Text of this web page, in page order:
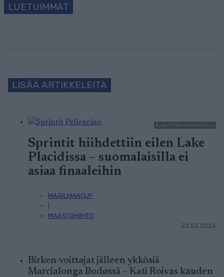
LUETUIMMAT
LISÄÄ ARTIKKELEITA
Kuva: Thibaut/NordicFocus
Sprintit hiihdettiin eilen Lake
Placidissa – suomalaisilla ei
asiaa finaaleihin
MAAILMANCUP
MAASTOHIIHTO
22.03.2026
Birken-voittajat jälleen ykkösiä
Marcialonga Bodøssä – Kati Roivas kauden